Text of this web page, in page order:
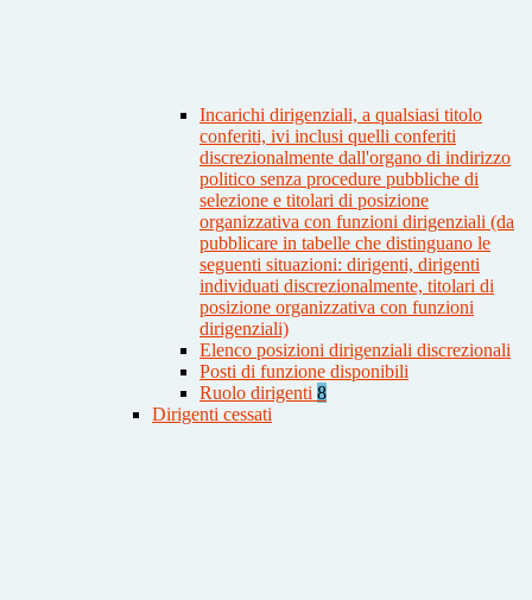
Incarichi dirigenziali, a qualsiasi titolo
conferiti, ivi inclusi quelli conferiti
discrezionalmente dall'organo di indirizzo
politico senza procedure pubbliche di
selezione e titolari di posizione
organizzativa con funzioni dirigenziali (da
pubblicare in tabelle che distinguano le
seguenti situazioni: dirigenti, dirigenti
individuati discrezionalmente, titolari di
posizione organizzativa con funzioni
dirigenziali)
Elenco posizioni dirigenziali discrezionali
Posti di funzione disponibili
Ruolo dirigenti 8
Dirigenti cessati